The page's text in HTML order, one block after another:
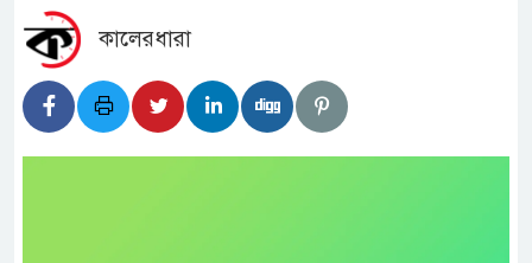
কালেরধারা